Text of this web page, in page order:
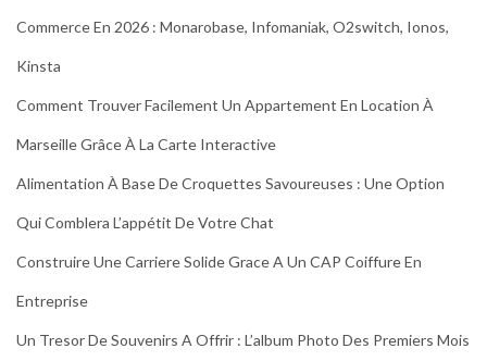
Commerce En 2026 : Monarobase, Infomaniak, O2switch, Ionos,
Kinsta
Comment Trouver Facilement Un Appartement En Location À
Marseille Grâce À La Carte Interactive
Alimentation À Base De Croquettes Savoureuses : Une Option
Qui Comblera L’appétit De Votre Chat
Construire Une Carriere Solide Grace A Un CAP Coiffure En
Entreprise
Un Tresor De Souvenirs A Offrir : L’album Photo Des Premiers Mois